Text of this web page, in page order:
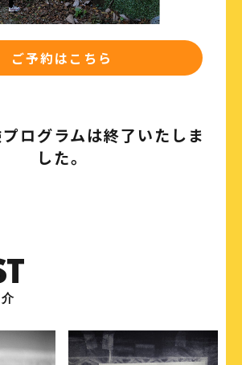
ご予約はこちら
ログラムは終了いたしま
した。